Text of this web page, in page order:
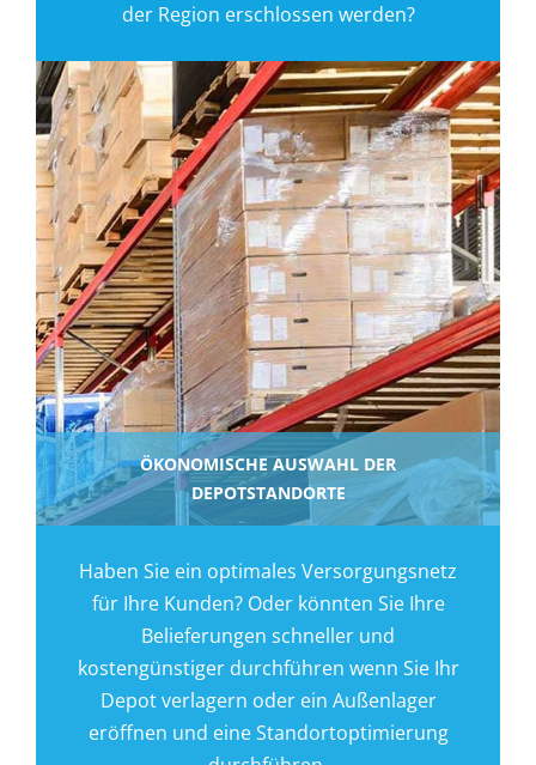
der Region erschlossen werden?
ÖKONOMISCHE AUSWAHL DER
DEPOTSTANDORTE
Haben Sie ein optimales Versorgungsnetz
für Ihre Kunden? Oder könnten Sie Ihre
Belieferungen schneller und
kostengünstiger durchführen wenn Sie Ihr
Depot verlagern oder ein Außenlager
eröffnen und eine Standortoptimierung